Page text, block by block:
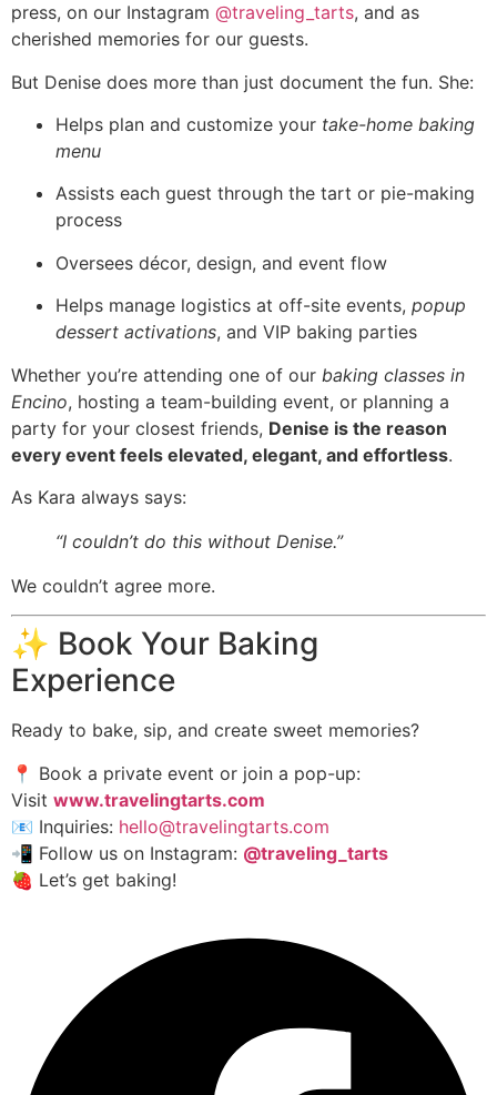
press, on our Instagram @traveling_tarts, and as
cherished memories for our guests.
But Denise does more than just document the fun. She:
Helps plan and customize your take-home baking
menu
Assists each guest through the tart or pie-making
process
Oversees décor, design, and event flow
Helps manage logistics at off-site events, popup
dessert activations, and VIP baking parties
Whether you’re attending one of our baking classes in
Encino, hosting a team-building event, or planning a
party for your closest friends, Denise is the reason
every event feels elevated, elegant, and effortless.
As Kara always says:
“I couldn’t do this without Denise.”
We couldn’t agree more.
✨ Book Your Baking
Experience
Ready to bake, sip, and create sweet memories?
📍 Book a private event or join a pop-up:
Visit www.travelingtarts.com
📧 Inquiries: hello@travelingtarts.com
📲 Follow us on Instagram: @traveling_tarts
🍓 Let’s get baking!